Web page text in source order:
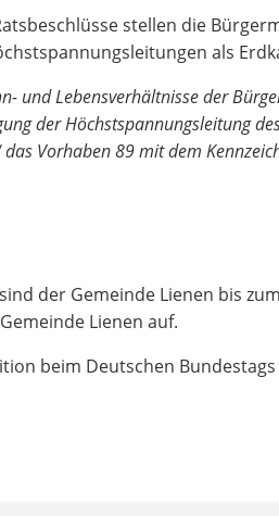
stellen die
als
und Lebensverhältnisse der
der Höchstspannungsleitung
Vorhaben 89 mit dem
der Gemeinde Lienen bis
Lienen auf.
beim Deutschen